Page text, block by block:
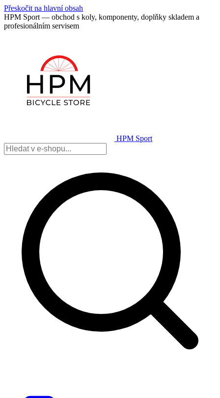
Přeskočit na hlavní obsah
HPM Sport — obchod s koly, komponenty, doplňky skladem a
profesionálním servisem
HPM Sport